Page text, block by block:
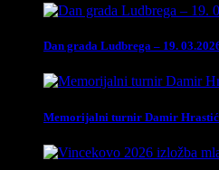
Dan grada Ludbrega – 19.
Memorijalni turnir Damir Hrastić